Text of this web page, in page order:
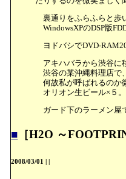
裏通りをふらふらと歩
WindowsXPのDSP版
ヨドバシでDVD-
アキハバラから渋谷に
渋谷の某沖縄料理店で
何故私が呼ばれるのか
オリオン生ビール×５。
ガード下のラーメン屋
■ ［H2O ～
2008/03/01 ||